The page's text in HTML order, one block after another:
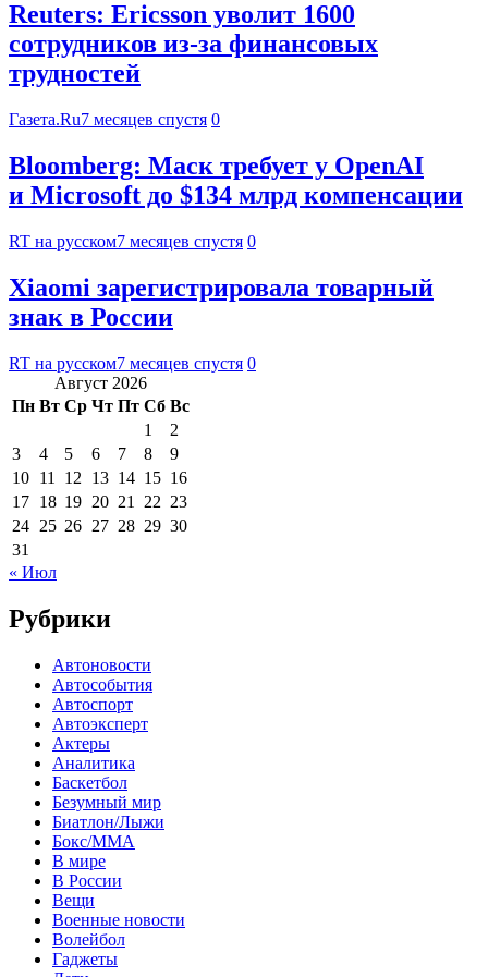
Reuters: Ericsson уволит 1600
сотрудников из-за финансовых
трудностей
Газета.Ru7 месяцев спустя 0
Bloomberg: Маск требует у OpenAI
и Microsoft до $134 млрд компенсации
RT на русском7 месяцев спустя 0
Xiaomi зарегистрировала товарный
знак в России
RT на русском7 месяцев спустя 0
Август 2026
Пн Вт Ср Чт Пт Сб Вс
1
2
3
4 5 6 7 8
9
10 11 12 13 14 15 16
17 18 19 20 21 22 23
24 25 26 27 28 29 30
31
« Июл
Рубрики
Автоновости
Автособытия
Автоспорт
Автоэксперт
Актеры
Аналитика
Баскетбол
Безумный мир
Биатлон/Лыжи
Бокс/MMA
В мире
В России
Вещи
Военные новости
Волейбол
Гаджеты